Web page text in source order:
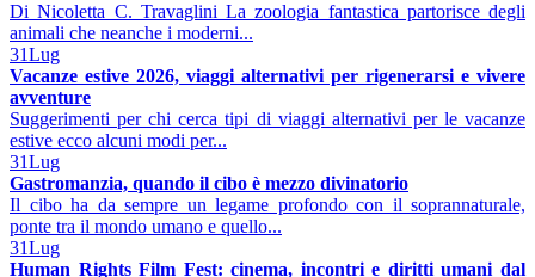
Di Nicoletta C. Travaglini La zoologia fantastica partorisce degli
animali che neanche i moderni...
31Lug
Vacanze estive 2026, viaggi alternativi per rigenerarsi e vivere
avventure
Suggerimenti per chi cerca tipi di viaggi alternativi per le vacanze
estive ecco alcuni modi per...
31Lug
Gastromanzia, quando il cibo è mezzo divinatorio
Il cibo ha da sempre un legame profondo con il soprannaturale,
ponte tra il mondo umano e quello...
31Lug
Human Rights Film Fest: cinema, incontri e diritti umani dal